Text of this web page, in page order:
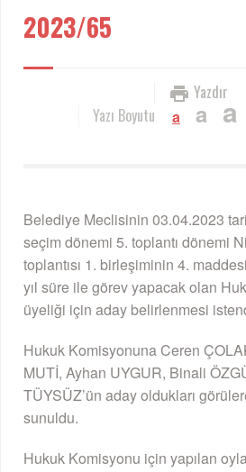
2023/65
Yazdır
Yazı Boyutu
a a a
Belediye Meclisinin 03.04.2023
seçim dönemi 5. toplantı dönemi
toplantısı 1. birleşiminin 4.
yıl süre ile görev yapacak olan
üyeliği için aday belirlenmesi
Hukuk Komisyonuna Ceren
MUTİ, Ayhan UYGUR, Binali
TÜYSÜZ’ün aday oldukları
sunuldu.
Hukuk Komisyonu için yapılan